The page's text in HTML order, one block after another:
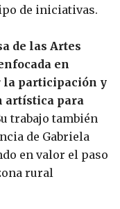
de iniciativas.
de las Artes
en
la participación y
artística para
trabajo también
de Gabriela
en valor el paso
rural